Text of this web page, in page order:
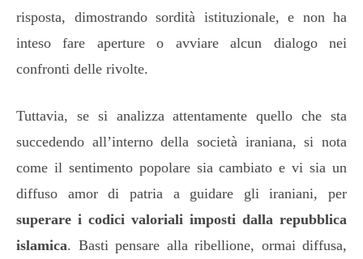
risposta, dimostrando sordità istituzionale, e non ha
inteso fare aperture o avviare alcun dialogo nei
confronti delle rivolte.
Tuttavia, se si analizza attentamente quello che sta
succedendo all’interno della società iraniana, si nota
come il sentimento popolare sia cambiato e vi sia un
diffuso amor di patria a guidare gli iraniani, per
superare i codici valoriali imposti dalla repubblica
islamica. Basti pensare alla ribellione, ormai diffusa,